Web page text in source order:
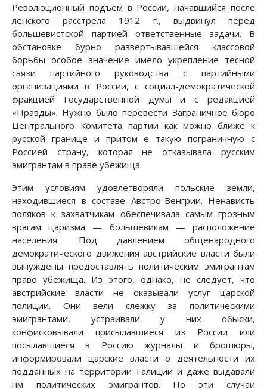
Революционный подъем в России, начавшийся после
ленского расстрела 1912 г., выдвинул перед
большевистской партией ответственные задачи. В
обстановке бурно развертывавшейся классовой
борьбы особое значение имело укрепление тесной
связи партийного руководства с партийными
организациями в России, с социал-демократической
фракцией Государственной думы и с редакцией
«Правды». Нужно было перевести Заграничное бюро
Центрального Комитета партии как можно ближе к
русской границе и притом е такую пограничную с
Россией страну, которая не отказывала русским
эмигрантам в праве убежища.
Этим условиям удовлетворяли польские земли,
находившиеся в составе Австро-Венгрии. Ненависть
поляков к захватчикам обеспечивала самым грозным
врагам царизма — большевикам — расположение
населения. Под давлением общенародного
демократического движения австрийские власти были
вынуждены предоставлять политическим эмигрантам
право убежища. Из этого, однако, не следует, что
австрийские власти не оказывали услуг царской
полиции. Они вели слежку за политическими
эмигрантами, устраивали у них обыски,
конфисковывали присылавшиеся из России или
посылавшиеся в Россию журналы и брошюры,
информировали царские власти о деятельности их
подданных на территории Галиции и даже выдавали
нм политических эмигрантов. По эти случаи